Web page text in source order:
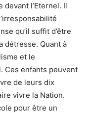
l’Eternel. Il
qu’il suffit d’être
détresse. Quant à
et le
Ces enfants peuvent
de leurs dix
vivre la Nation.
pour être un